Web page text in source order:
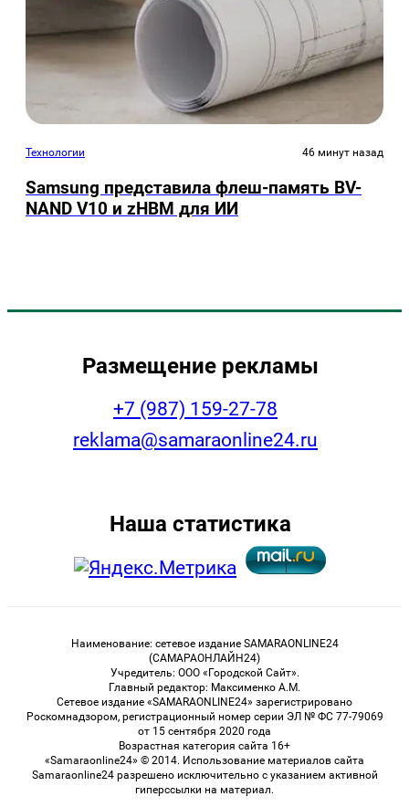
Технологии 46 минут назад
Samsung представила флеш-память BV-
NAND V10 и zHBM для ИИ
Размещение рекламы
+7 (987) 159-27-78
reklama@samaraonline24.ru
Наша статистика
Наименование: сетевое издание SAMARAONLINE24
(САМАРАОНЛАЙН24)
Учредитель: ООО «Городской Сайт».
Главный редактор: Максименко А.М.
Сетевое издание «SAMARAONLINE24» зарегистрировано
Роскомнадзором, регистрационный номер серии ЭЛ № ФС 77-79069
от 15 сентября 2020 года
Возрастная категория сайта 16+
«Samaraonline24» © 2014. Использование материалов сайта
Samaraonline24 разрешено исключительно с указанием активной
гиперссылки на материал.